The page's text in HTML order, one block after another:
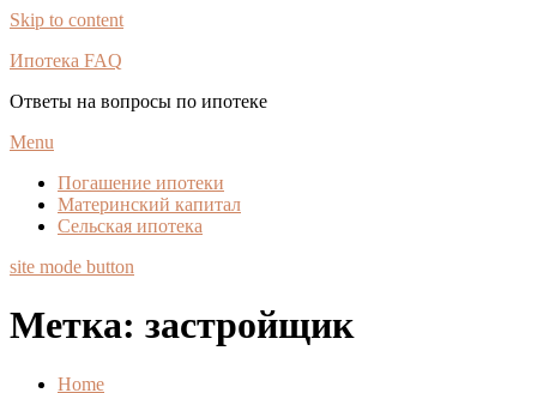
Skip to content
Ипотека FAQ
Ответы на вопросы по ипотеке
Menu
Погашение ипотеки
Материнский капитал
Сельская ипотека
site mode button
Метка: застройщик
Home